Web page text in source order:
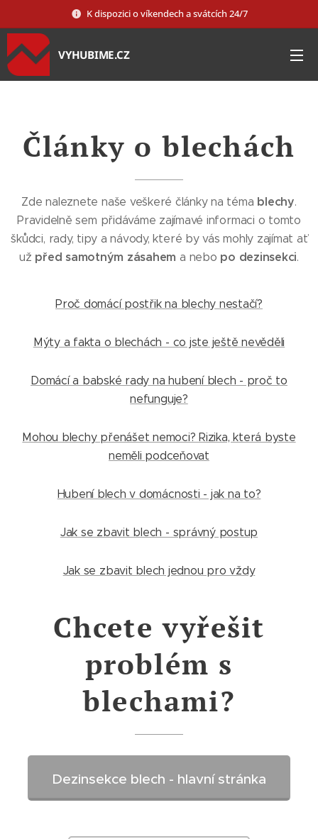
K dispozici o víkendech a svátcích 24/7
VYHUBIME.CZ
Články o blechách
Zde naleznete naše veškeré články na téma blechy.
Pravidelně sem přidáváme zajímavé informaci o tomto
škůdci, rady, tipy a návody, které by vás mohly zajímat ať
už před samotným zásahem a nebo po dezinsekci.
Proč domácí postřik na blechy nestačí?
Mýty a fakta o blechách - co jste ještě nevěděli
Domácí a babské rady na hubení blech - proč to
nefunguje?
Mohou blechy přenášet nemoci? Rizika, která byste
neměli podceňovat
Hubení blech v domácnosti - jak na to?
Jak se zbavit blech - správný postup
Jak se zbavit blech jednou pro vždy
Chcete vyřešit
problém s
blechami?
Dezinsekce blech - hlavní stránka